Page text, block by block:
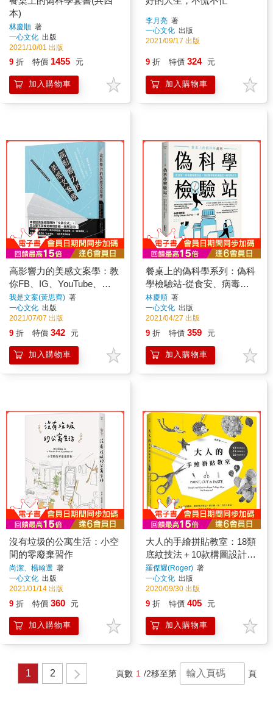
本)
林慶順 著
一心文化 出版
2021/10/01 出版
9 折 特價 1455 元
加入購物車
李月亮 著
一心文化 出版
2021/09/17 出版
9 折 特價 324 元
加入購物車
高影響力的美感文案學：教
你FB、IG、YouTube、
LINE上寫出品味變現金的18
個精準技巧
我是文案(黃思齊) 著
一心文化 出版
2021/07/07 出版
9 折 特價 342 元
加入購物車
餐桌上的偽科學系列：偽科
學檢驗站-從食安、病毒到
保健食品，頂尖醫學期刊評
審的50個有問必答
林慶順 著
一心文化 出版
2021/04/27 出版
9 折 特價 359 元
加入購物車
沒有垃圾的公寓生活：小空
間的零廢棄習作
尚潔、楊翰選 著
一心文化 出版
2021/01/14 出版
9 折 特價 360 元
加入購物車
大人的手繪拼貼教室：18類
底紋技法＋10款構圖設計＋
25種造型練習，從0開始的7
堂紓壓創意課！
羅傑耀(Roger) 著
一心文化 出版
2020/09/30 出版
9 折 特價 405 元
加入購物車
1 2 頁數 1 /2移至第 頁